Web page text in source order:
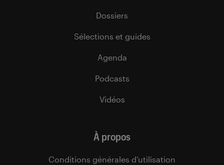
Dossiers
Sélections et guides
Agenda
Podcasts
Vidéos
À propos
Conditions générales d’utilisation